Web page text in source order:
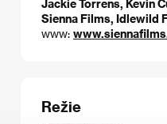
Jackie Torrens, Kevin
Sienna Films, Idlewild
www:
Režie